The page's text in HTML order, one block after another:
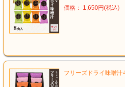
価格： 1,650円(税込)
フリーズドライ味噌